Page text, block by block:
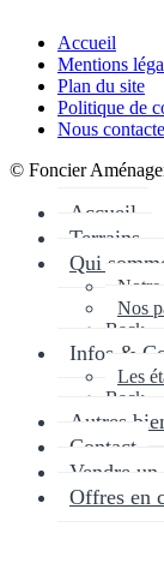
Accueil
Mentions
Plan du site
Politique de
Nous
© Foncier
Accueil
Terrains
Qui
Notre
Nos
Back
Infos &
Les
Back
Autres
Contact
Vendre un
Offres en